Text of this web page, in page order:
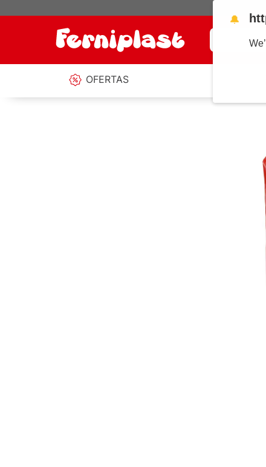
¿Qué estás
OFERTAS
🔔